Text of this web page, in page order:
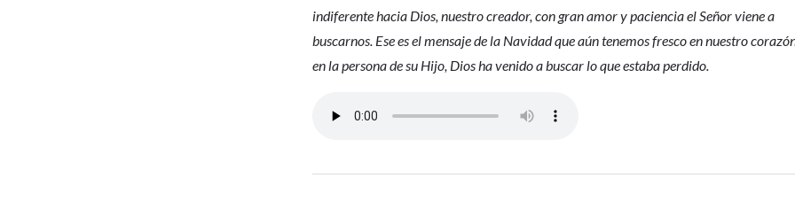
indiferente hacia Dios, nuestro creador, con gran amor y paciencia el Señor viene a
buscarnos. Ese es el mensaje de la Navidad que aún tenemos fresco en nuestro
en la persona de su Hijo, Dios ha venido a buscar lo que estaba perdido.